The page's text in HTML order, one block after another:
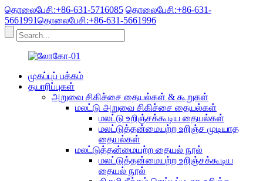
தொலைபேசி:+86-631-5716085 தொலைபேசி:+86-631-
5661991தொலைபேசி:+86-631-5661996
முகப்புப் பக்கம்
தயாரிப்புகள்
அறுவை சிகிச்சை தையல்கள் & கூறுகள்
மலட்டு அறுவை சிகிச்சை தையல்கள்
மலட்டு உறிஞ்சக்கூடிய தையல்கள்
மலட்டுத்தன்மையற்ற உறிஞ்ச முடியாத
தையல்கள்
மலட்டுத்தன்மையற்ற தையல் நூல்
மலட்டுத்தன்மையற்ற உறிஞ்சக்கூடிய
தையல் நூல்